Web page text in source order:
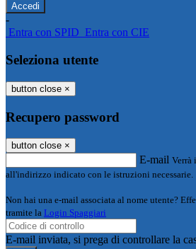
-
Entra con SPID Entra con CIE
Seleziona utente
button close ×
Recupero password
button close ×
E-mail Verrà
all'indirizzo indicato con le istruzioni necessarie.
Non hai una e-mail associata al nome utente?
tramite la Login Spaggiari
E-mail inviata, si prega di controllare la